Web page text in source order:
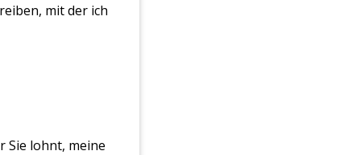
mit der ich
Sie lohnt, meine